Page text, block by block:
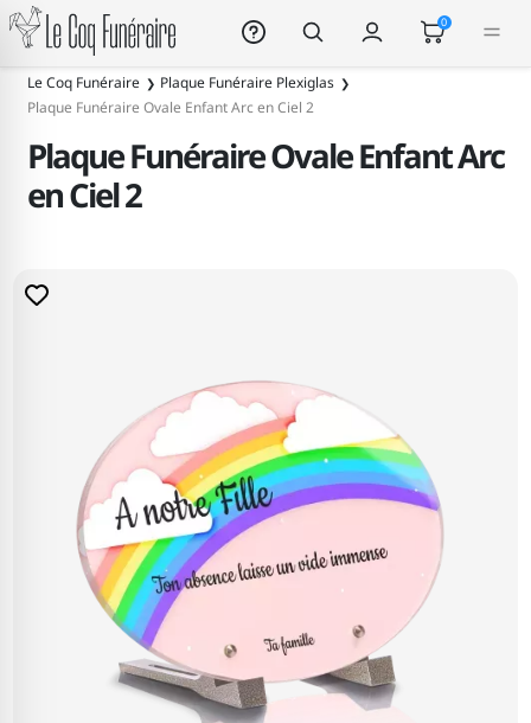
Le Coq Funéraire 0
Le Coq Funéraire
Plaque Funéraire Plexiglas
Plaque Funéraire Ovale Enfant Arc en Ciel 2
Plaque Funéraire Ovale Enfant Arc
en Ciel 2